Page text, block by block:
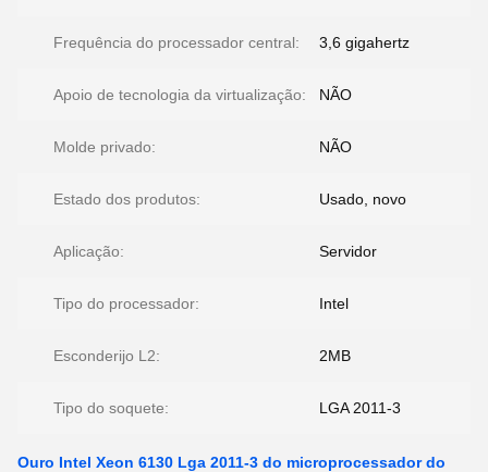
Frequência do processador central: 3,6 gigahertz
Apoio de tecnologia da virtualização: NÃO
Molde privado: NÃO
Estado dos produtos: Usado, novo
Aplicação: Servidor
Tipo do processador: Intel
Esconderijo L2: 2MB
Tipo do soquete: LGA 2011-3
Ouro Intel Xeon 6130 Lga 2011-3 do microprocessador do